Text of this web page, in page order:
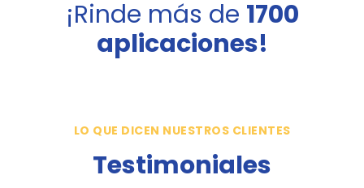
¡Rinde más de 1700
aplicaciones!
LO QUE DICEN NUESTROS CLIENTES
Testimoniales